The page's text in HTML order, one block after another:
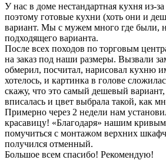
У нас в доме нестандартная кухня из-
поэтому готовые кухни (хоть они и
вариант. Мы с мужем много где были,
подходящего варианта.
После всех походов по торговым
на заказ под наши размеры. Вызвали
обмерил, посчитал, нарисовал кухню
хотелось, и картинка в голове
скажу, что это самый дешевый
вписалась и цвет выбрала такой, как
Примерно через 2 недели нам
красавицу! «Благодаря» нашим
помучиться с монтажом верхних
получился отменный.
Большое всем спасибо! Рекомендую!